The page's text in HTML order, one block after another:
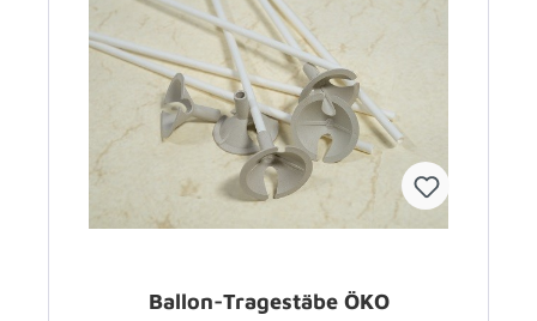
Ballon-Tragestäbe ÖKO